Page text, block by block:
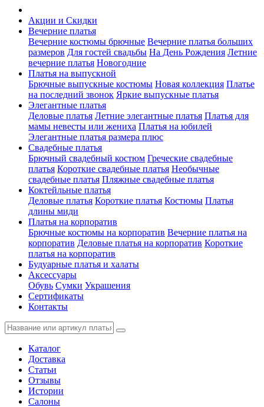
Акции и Скидки
Вечерние платья
Вечерние костюмы брючные Вечерние платья больших
размеров Для гостей свадьбы На День Рождения Летние
вечерние платья Новогодние
Платья на выпускной
Брючные выпускные костюмы Новая коллекция Платье
на последний звонок Яркие выпускные платья
Элегантные платья
Деловые платья Летние элегантные платья Платья для
мамы невесты или жениха Платья на юбилей
Элегантные платья размера плюс
Свадебные платья
Брючный свадебный костюм Греческие свадебные
платья Короткие свадебные платья Необычные
свадебные платья Пляжные свадебные платья
Коктейльные платья
Деловые платья Короткие платья Костюмы Платья
длины миди
Платья на корпоратив
Брючные костюмы на корпоратив Вечерние платья на
корпоратив Деловые платья на корпоратив Короткие
платья на корпоратив
Будуарные платья и халаты
Аксессуары
Обувь Сумки Украшения
Сертификаты
Контакты
Каталог
Доставка
Статьи
Отзывы
Истории
Салоны